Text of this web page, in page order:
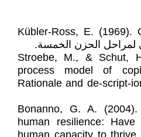
1. Kübler-Ross, E.
2. Stroebe, M., & Schut,
process model of
Rationale and de-script-
3. Bonanno, G. A.
human resilience: